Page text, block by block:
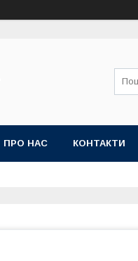
ПРО НАС КОНТАКТИ